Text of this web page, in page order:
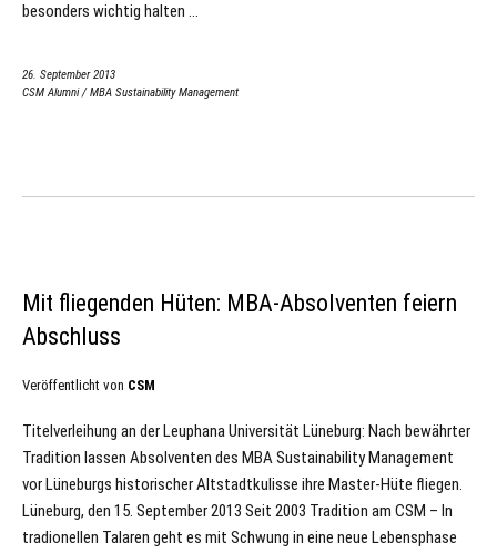
besonders wichtig halten …
26. September 2013
CSM Alumni/MBA Sustainability Management
Mit fliegenden Hüten: MBA-Absolventen feiern
Abschluss
Veröffentlicht von CSM
Titelverleihung an der Leuphana Universität Lüneburg: Nach bewährter
Tradition lassen Absolventen des MBA Sustainability Management
vor Lüneburgs historischer Altstadtkulisse ihre Master-Hüte fliegen.
Lüneburg, den 15. September 2013 Seit 2003 Tradition am CSM – In
tradionellen Talaren geht es mit Schwung in eine neue Lebensphase